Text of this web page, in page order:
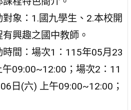
對象：1.國九學生、2.本校開
興趣之國中教師。
時間：場次1：115年05月23
午09:00~12:00；場次2：11
日(六) 上午09:00~12:00；